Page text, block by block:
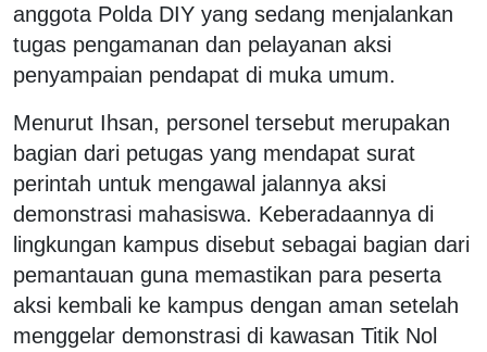
anggota Polda DIY yang sedang menjalankan
tugas pengamanan dan pelayanan aksi
penyampaian pendapat di muka umum.
Menurut Ihsan, personel tersebut merupakan
bagian dari petugas yang mendapat surat
perintah untuk mengawal jalannya aksi
demonstrasi mahasiswa. Keberadaannya di
lingkungan kampus disebut sebagai bagian dari
pemantauan guna memastikan para peserta
aksi kembali ke kampus dengan aman setelah
menggelar demonstrasi di kawasan Titik Nol